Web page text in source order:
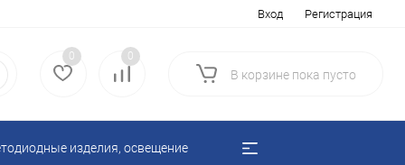
Вход Регистрация
0 0
В корзине пока пусто
изделия, освещение